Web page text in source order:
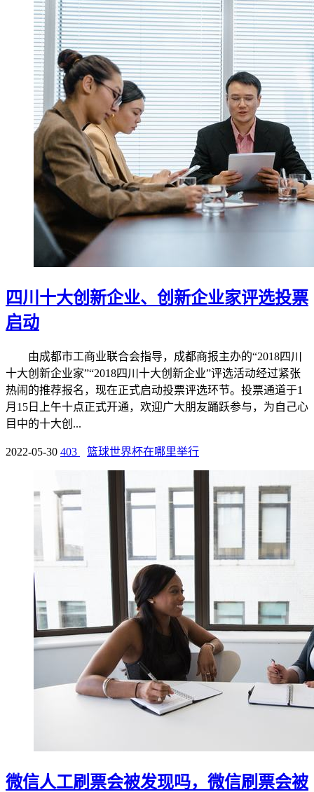
四川十大创新企业、创新企业家评选投票
启动
由成都市工商业联合会指导，成都商报主办的“2018四川
十大创新企业家”“2018四川十大创新企业”评选活动经过紧张
热闹的推荐报名，现在正式启动投票评选环节。投票通道于1
月15日上午十点正式开通，欢迎广大朋友踊跃参与，为自己心
目中的十大创...
2022-05-30 403 篮球世界杯在哪里举行
微信人工刷票会被发现吗，微信刷票会被